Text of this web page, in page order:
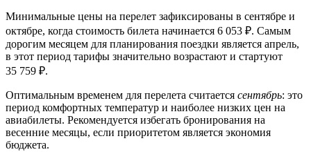
Минимальные цены на перелет зафиксированы в сентябре и
октябре, когда стоимость билета начинается 6 053 ₽. Самым
дорогим месяцем для планирования поездки является апрель,
в этот период тарифы значительно возрастают и стартуют
35 759 ₽.
Оптимальным временем для перелета считается сентябрь: это
период комфортных температур и наиболее низких цен на
авиабилеты. Рекомендуется избегать бронирования на
весенние месяцы, если приоритетом является экономия
бюджета.